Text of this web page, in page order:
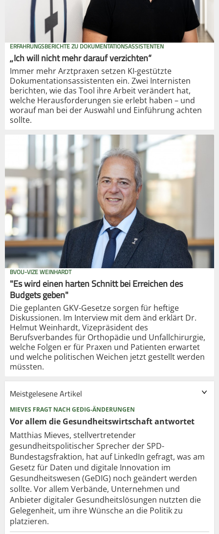
ERFAHRUNGSBERICHTE ZU DOKUMENTATIONSASSISTENTEN
„Ich will nicht mehr darauf verzichten“
Immer mehr Arztpraxen setzen KI-gestützte
Dokumentationsassistenten ein. Zwei Internisten
berichten, wie das Tool ihre Arbeit verändert hat,
welche Herausforderungen sie erlebt haben – und
worauf man bei der Auswahl und Einführung achten
sollte.
BVOU-VIZE WEINHARDT
"Es wird einen harten Schnitt bei Erreichen des
Budgets geben"
Die geplanten GKV-Gesetze sorgen für heftige
Diskussionen. Im Interview mit dem änd erklärt Dr.
Helmut Weinhardt, Vizepräsident des
Berufsverbandes für Orthopädie und Unfallchirurgie,
welche Folgen er für Praxen und Patienten erwartet
und welche politischen Weichen jetzt gestellt werden
müssten.
Meistgelesene Artikel
MIEVES FRAGT NACH GEDIG-ÄNDERUNGEN
Vor allem die Gesundheits­wirtschaft antwortet
Matthias Mieves, stellvertretender
gesundheitspolitischer Sprecher der SPD-
Bundestagsfraktion, hat auf LinkedIn gefragt, was am
Gesetz für Daten und digitale Innovation im
Gesundheitswesen (GeDIG) noch geändert werden
sollte. Vor allem Verbände, Unternehmen und
Anbieter digitaler Gesundheitslösungen nutzten die
Gelegenheit, um ihre Wünsche an die Politik zu
platzieren.